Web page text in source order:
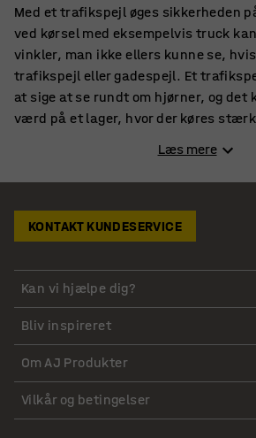
Med et trafikspejl øges sikkerheden
ved kørsel med eksempelvis truck
vinkler, man ikke ellers kunne se,
trafikspejl eller gadespejl. Et
at sige at se rundt om hjørner, og det
værd på et lager, hvor der køres
Regler for trafikspejle, gadespejle og
her gælder der, som alle ved, regler
ved et skarpt hjørne, må man først
for, hvordan spejles må opsættes og
er en mulighed. Også på et lager kan
trafikspejle, og dette er man nødt til
man monterer et spejl.
Billige priser på trafikspejle og
Hos AJ Produkter finder du flere
Læs mere
KONTAKT KUNDESERVICE
Kan vi hjælpe dig?
Bliv inspireret
Om AJ Produkter
Vilkår og betingelser